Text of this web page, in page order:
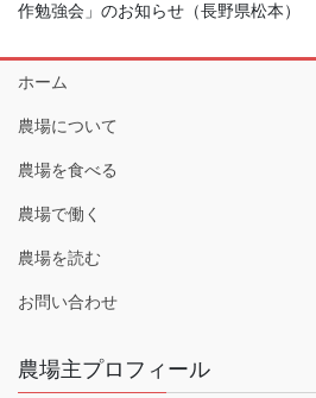
作勉強会」のお知らせ（長野県松本）
ホーム
農場について
農場を食べる
農場で働く
農場を読む
お問い合わせ
農場主プロフィール